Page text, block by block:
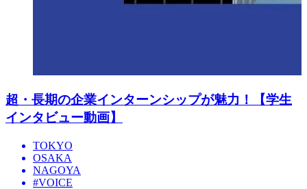
超・長期の企業インターンシップが魅力！【学生
インタビュー動画】
TOKYO
OSAKA
NAGOYA
#VOICE